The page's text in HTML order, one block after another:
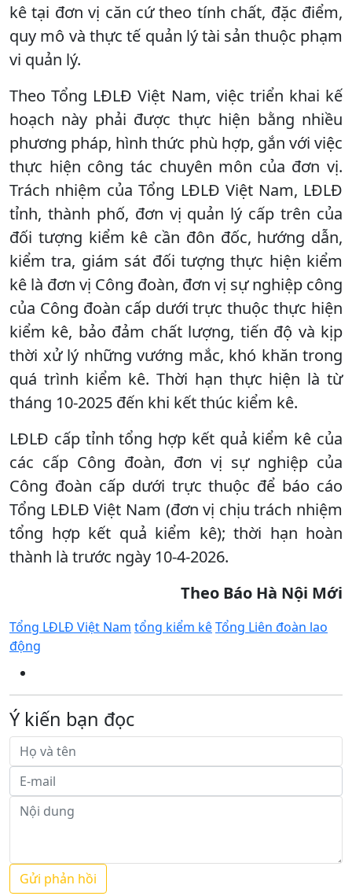
kê tại đơn vị căn cứ theo tính chất, đặc điểm,
quy mô và thực tế quản lý tài sản thuộc phạm
vi quản lý.
Theo Tổng LĐLĐ Việt Nam, việc triển khai kế
hoạch này phải được thực hiện bằng nhiều
phương pháp, hình thức phù hợp, gắn với việc
thực hiện công tác chuyên môn của đơn vị.
Trách nhiệm của Tổng LĐLĐ Việt Nam, LĐLĐ
tỉnh, thành phố, đơn vị quản lý cấp trên của
đối tượng kiểm kê cần đôn đốc, hướng dẫn,
kiểm tra, giám sát đối tượng thực hiện kiểm
kê là đơn vị Công đoàn, đơn vị sự nghiệp công
của Công đoàn cấp dưới trực thuộc thực hiện
kiểm kê, bảo đảm chất lượng, tiến độ và kịp
thời xử lý những vướng mắc, khó khăn trong
quá trình kiểm kê. Thời hạn thực hiện là từ
tháng 10-2025 đến khi kết thúc kiểm kê.
LĐLĐ cấp tỉnh tổng hợp kết quả kiểm kê của
các cấp Công đoàn, đơn vị sự nghiệp của
Công đoàn cấp dưới trực thuộc để báo cáo
Tổng LĐLĐ Việt Nam (đơn vị chịu trách nhiệm
tổng hợp kết quả kiểm kê); thời hạn hoàn
thành là trước ngày 10-4-2026.
Theo Báo Hà Nội Mới
Tổng LĐLĐ Việt Nam tổng kiểm kêTổng Liên đoàn lao
động
Ý kiến bạn đọc